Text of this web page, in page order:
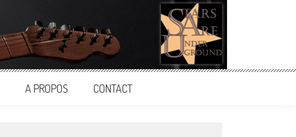
A PROPOS CONTACT